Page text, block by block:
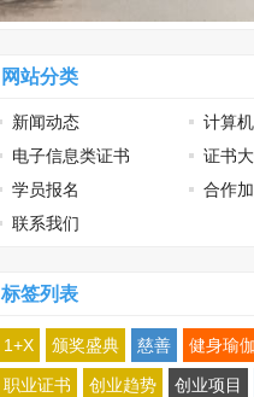
网站分类
新闻动态
计算
电子信息类证书
证书
学员报名
合作
联系我们
标签列表
1+X 颁奖盛典 慈善 健身瑜伽
职业证书 创业趋势 创业项目